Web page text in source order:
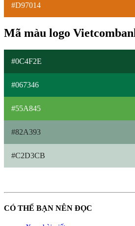
#D97014
Mã màu logo
#0C4F2E
#067346
#55A845
#82A393
#C2D3CB
CÓ THỂ BẠN NÊN ĐỌC